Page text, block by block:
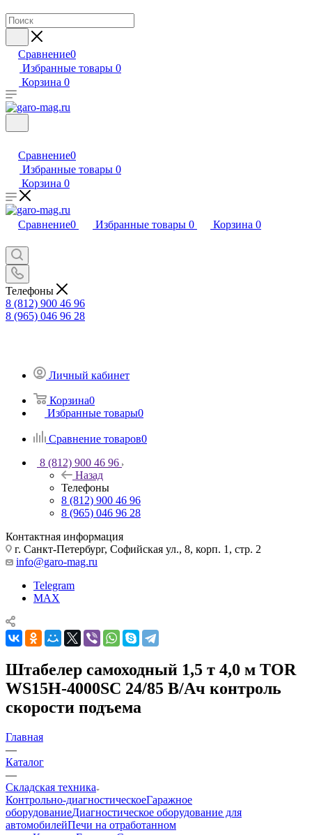
Сравнение0
Избранные товары 0
Корзина 0
Сравнение0
Избранные товары 0
Корзина 0
Сравнение0 Избранные товары 0 Корзина 0
Телефоны
8 (812) 900 46 96
8 (965) 046 96 28
Личный кабинет
Корзина0
Избранные товары0
Сравнение товаров0
8 (812) 900 46 96
Назад
Телефоны
8 (812) 900 46 96
8 (965) 046 96 28
Контактная информация
г. Санкт-Петербург, Софийская ул., 8, корп. 1, стр. 2
info@garo-mag.ru
Telegram
MAX
Штабелер самоходный 1,5 т 4,0 м TOR
WS15H-4000SC 24/85 В/Ач контроль
скорости подъема
Главная
—
Каталог
—
Складская техника
Контрольно-диагностическоеГаражное
оборудованиеДиагностическое оборудование для
автомобилейПечи на отработанном